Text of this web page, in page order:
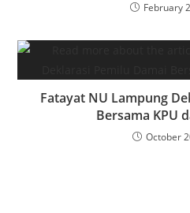
February
Fatayat NU Lampung
Bersama KPU
October